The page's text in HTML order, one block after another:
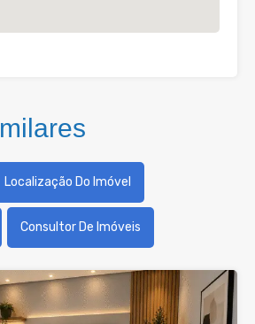
Localização Do Imóvel
Consultor De Imóveis